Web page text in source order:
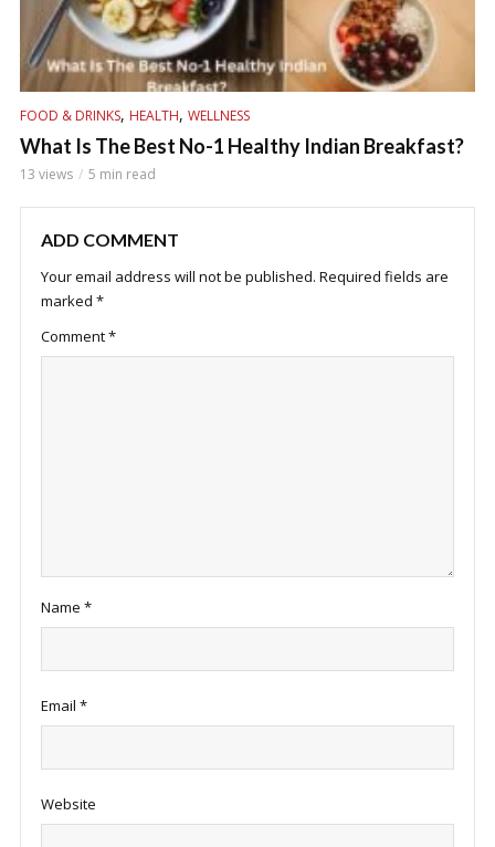
FOOD & DRINKS, HEALTH, WELLNESS
What Is The Best No-1 Healthy Indian Breakfast?
13 views 5 min read
ADD COMMENT
Your email address will not be published. Required fields are
marked *
Comment*
Name *
Email *
Website